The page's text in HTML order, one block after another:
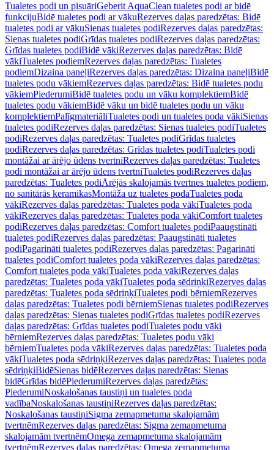
Tualetes podi un pisuāriGeberit AquaClean tualetes podi ar bidē
funkcijuBidē tualetes podi ar vākuRezerves daļas paredzētas: Bidē
tualetes podi ar vākuSienas tualetes podiRezerves daļas paredzētas:
Sienas tualetes podiGrīdas tualetes podiRezerves daļas paredzētas:
Grīdas tualetes podiBidē vākiRezerves daļas paredzētas: Bidē
vākiTualetes podiemRezerves daļas paredzētas: Tualetes
podiemDizaina paneļiRezerves daļas paredzētas: Dizaina paneļiBidē
tualetes podu vākiemRezerves daļas paredzētas: Bidē tualetes podu
vākiemPiederumiBidē tualetes podu un vāku komplektiemBidē
tualetes podu vākiemBidē vāku un bidē tualetes podu un vāku
komplektiemPalīgmateriāliTualetes podi un tualetes poda vākiSienas
tualetes podiRezerves daļas paredzētas: Sienas tualetes podiTualetes
podiRezerves daļas paredzētas: Tualetes podiGrīdas tualetes
podiRezerves daļas paredzētas: Grīdas tualetes podiTualetes podi
montāžai ar ārējo ūdens tvertniRezerves daļas paredzētas: Tualetes
podi montāžai ar ārējo ūdens tvertniTualetes podiRezerves daļas
paredzētas: Tualetes podiĀrējās skalojamās tvertnes tualetes podiem,
no sanitārās keramikasMontāža uz tualetes podaTualetes poda
vākiRezerves daļas paredzētas: Tualetes poda vākiTualetes poda
vākiRezerves daļas paredzētas: Tualetes poda vākiComfort tualetes
podiRezerves daļas paredzētas: Comfort tualetes podiPaaugstināti
tualetes podiRezerves daļas paredzētas: Paaugstināti tualetes
podiPagarināti tualetes podiRezerves daļas paredzētas: Pagarināti
tualetes podiComfort tualetes poda vākiRezerves daļas paredzētas:
Comfort tualetes poda vākiTualetes poda vākiRezerves daļas
paredzētas: Tualetes poda vākiTualetes poda sēdriņķiRezerves daļas
paredzētas: Tualetes poda sēdriņķiTualetes podi bērniemRezerves
daļas paredzētas: Tualetes podi bērniemSienas tualetes podiRezerves
daļas paredzētas: Sienas tualetes podiGrīdas tualetes podiRezerves
daļas paredzētas: Grīdas tualetes podiTualetes podu vāki
bērniemRezerves daļas paredzētas: Tualetes podu vāki
bērniemTualetes poda vākiRezerves daļas paredzētas: Tualetes poda
vākiTualetes poda sēdriņķiRezerves daļas paredzētas: Tualetes poda
sēdriņķiBidēSienas bidēRezerves daļas paredzētas: Sienas
bidēGrīdas bidēPiederumiRezerves daļas paredzētas:
PiederumiNoskalošanas taustiņi un tualetes poda
vadībaNoskalošanas taustiņiRezerves daļas paredzētas:
Noskalošanas taustiņiSigma zemapmetuma skalojamām
tvertnēmRezerves daļas paredzētas: Sigma zemapmetuma
skalojamām tvertnēmOmega zemapmetuma skalojamām
tvertnēmRezerves daļas paredzētas: Omega zemapmetuma